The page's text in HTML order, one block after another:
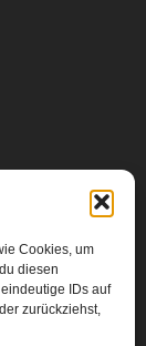
Cookies, um
diesen
IDs auf
zurückziehst,